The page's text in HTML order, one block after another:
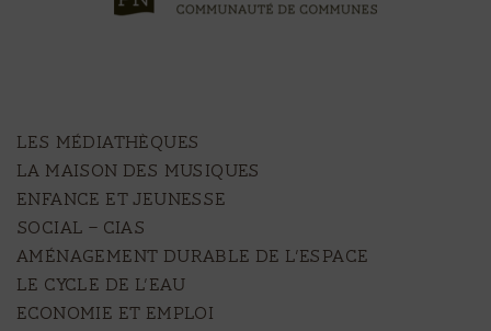
LES MÉDIATHÈQUES
LA MAISON DES MUSIQUES
ENFANCE ET JEUNESSE
SOCIAL – CIAS
AMÉNAGEMENT DURABLE DE L’ESPACE
LE CYCLE DE L’EAU
ECONOMIE ET EMPLOI